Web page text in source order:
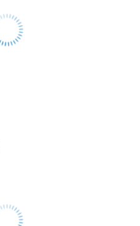
Северсталь
всем